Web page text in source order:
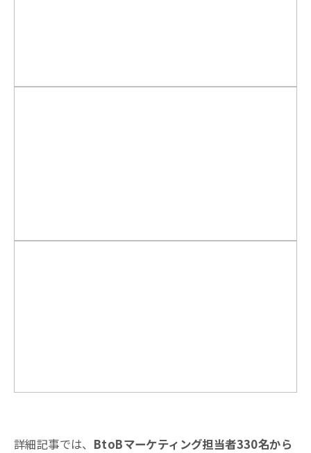
詳細記事では、 BtoBマーケティング担当者330名から